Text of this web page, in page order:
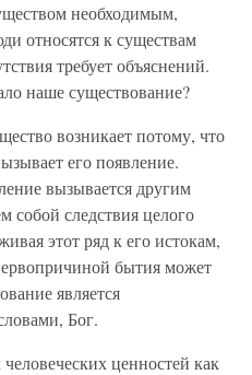
необходимым,
относятся к существам
требует объяснений.
наше существование?
возникает потому, что
его появление.
вызывается другим
собой следствия целого
этот ряд к его истокам,
бытия может
является
Бог.
ценностей как